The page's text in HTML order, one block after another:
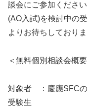
談会にご参加くださ
(AO入試)を検討中の
よりお待ちしておりま
＜無料個別相談会概要
対象者 ：慶應SFCの
受験生